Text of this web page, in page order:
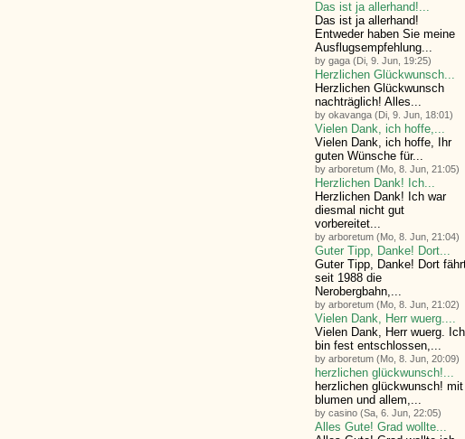
Das ist ja allerhand!...
Das ist ja allerhand!
Entweder haben Sie meine
Ausflugsempfehlung...
by gaga (Di, 9. Jun, 19:25)
Herzlichen Glückwunsch...
Herzlichen Glückwunsch
nachträglich! Alles...
by okavanga (Di, 9. Jun, 18:01)
Vielen Dank, ich hoffe,...
Vielen Dank, ich hoffe, Ihr
guten Wünsche für...
by arboretum (Mo, 8. Jun, 21:05)
Herzlichen Dank! Ich...
Herzlichen Dank! Ich war
diesmal nicht gut
vorbereitet...
by arboretum (Mo, 8. Jun, 21:04)
Guter Tipp, Danke! Dort...
Guter Tipp, Danke! Dort
seit 1988 die
Nerobergbahn,...
by arboretum (Mo, 8. Jun, 21:02)
Vielen Dank, Herr wuerg....
Vielen Dank, Herr wuerg. Ich
bin fest entschlossen,...
by arboretum (Mo, 8. Jun, 20:09)
herzlichen glückwunsch!...
herzlichen glückwunsch! mit
blumen und allem,...
by casino (Sa, 6. Jun, 22:05)
Alles Gute! Grad wollte...